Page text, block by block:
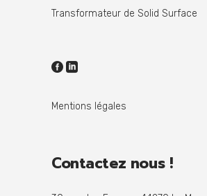
Transformateur de Solid Surface
Mentions légales
Contactez nous !